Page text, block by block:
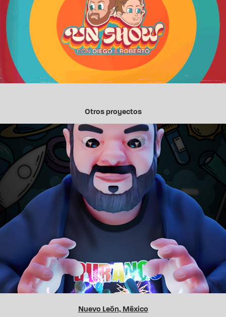
Otros proyectos
Ilustraciones 3D
Nuevo León, México